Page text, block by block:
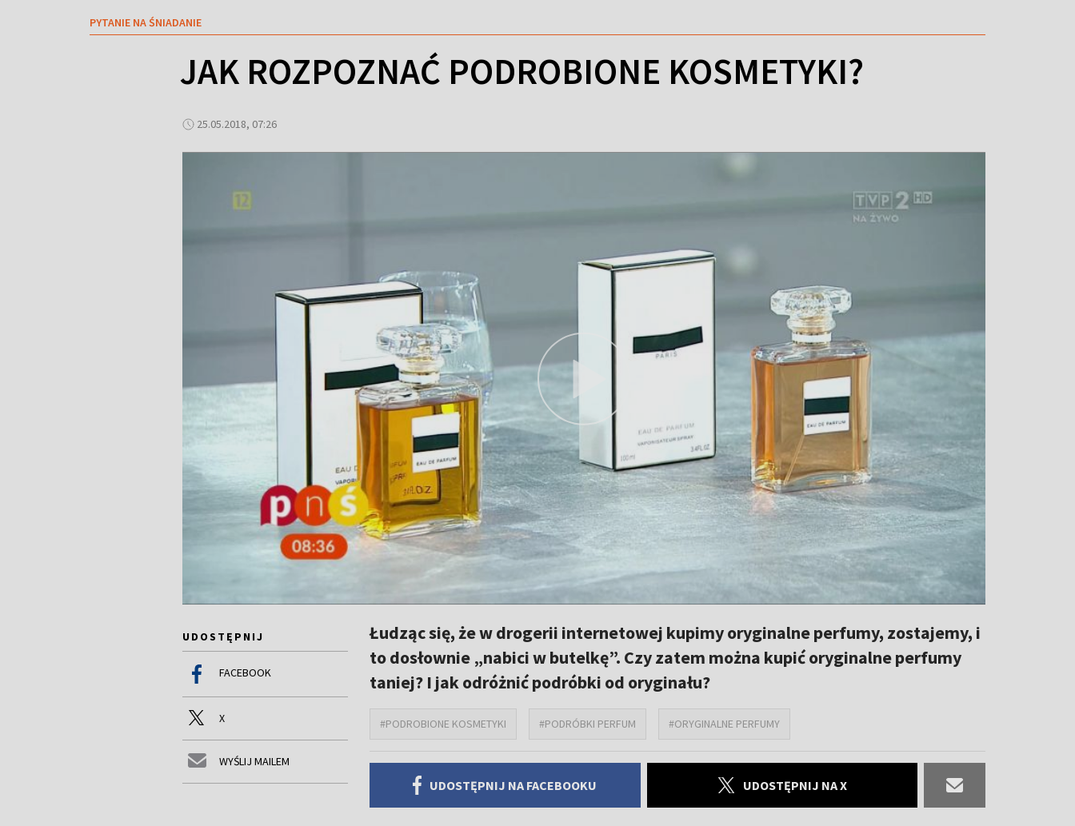
PYTANIE NA ŚNIADANIE
JAK ROZPOZNAĆ PODROBIONE KOSMETYKI?
25.05.2018, 07:26
UDOSTĘPNIJ
FACEBOOK
X
WYŚLIJ MAILEM
Łudząc się, że w drogerii internetowej kupimy oryginalne perfumy, zostajemy, i
to dosłownie „nabici w butelkę”. Czy zatem można kupić oryginalne perfumy
taniej? I jak odróżnić podróbki od oryginału?
#PODROBIONE KOSMETYKI #PODRÓBKI PERFUM #ORYGINALNE PERFUMY
UDOSTĘPNIJ NA FACEBOOKU UDOSTĘPNIJ NA X